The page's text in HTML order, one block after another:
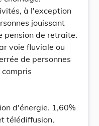
à l'exception
jouissant
pension de retraite.
voie fluviale ou
de personnes
d'énergie. 1,60%
télédiffusion,